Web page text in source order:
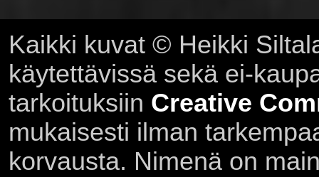
Kaikki kuvat © Heikki
käytettävissä sekä ei-
tarkoituksiin Creative
mukaisesti ilman
korvausta. Nimenä on